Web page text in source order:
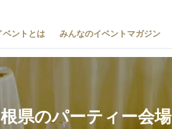
ベントとは みんなのイベントマガジン
県のパーティー会場